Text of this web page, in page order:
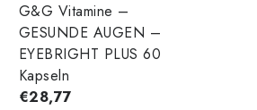
G&G Vitamine –
GESUNDE AUGEN –
EYEBRIGHT PLUS 60
Kapseln
€28,77